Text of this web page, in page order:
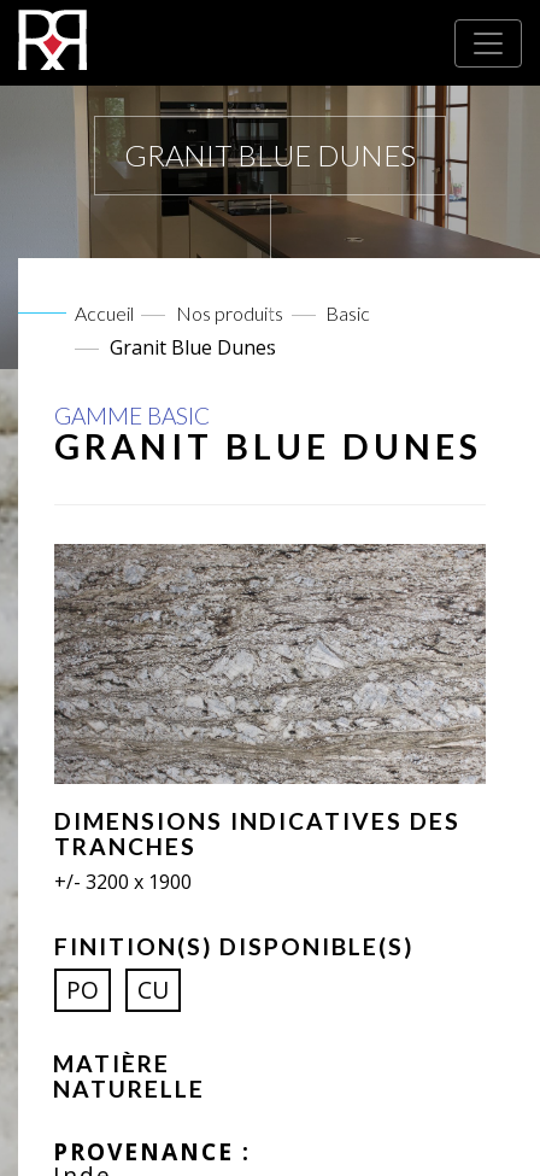
GRANIT BLUE DUNES
Accueil Nos produits Basic
Granit Blue Dunes
MATIÈRE
NATURELLE
PROVENANCE :
GAMME BASIC
GRANIT BLUE DUNES
DIMENSIONS INDICATIVES DES
TRANCHES
+/- 3200 x 1900
FINITION(S) DISPONIBLE(S)
PO CU